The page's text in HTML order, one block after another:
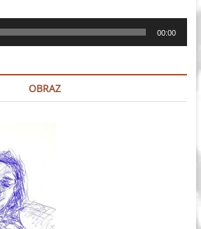
00:00
OBRAZ